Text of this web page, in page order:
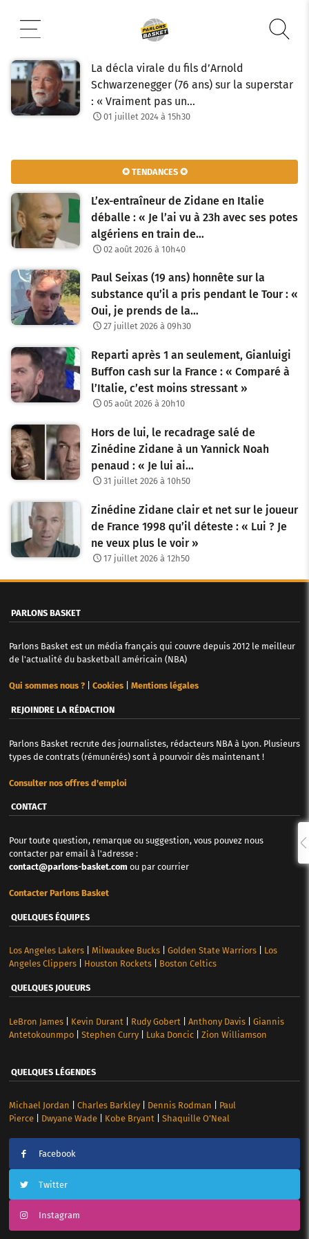
contenu
La décla virale du fils d’Arnold
Schwarzenegger (76 ans) sur la superstar
: « Vraiment pas un…
01 juillet 2024 à 15h30
✪ TENDANCES ✪
L’ex-entraîneur de Zidane en Italie
déballe : « Je l’ai vu à 23h avec ses potes
algériens en train de…
02 août 2026 à 10h40
Paul Seixas (19 ans) honnête sur la
substance qu’il a pris pendant le Tour : «
Oui, je prends de la…
27 juillet 2026 à 09h30
Reparti après 1 an seulement, Gianluigi
Buffon cash sur la France : « Comparé à
l’Italie, c’est moins stressant »
05 août 2026 à 20h10
Hors de lui, le recadrage salé de
Zinédine Zidane à un Yannick Noah
penaud : « Je lui ai…
31 juillet 2026 à 10h50
Zinédine Zidane clair et net sur le joueur
de France 1998 qu’il déteste : « Lui ? Je
ne veux plus le voir »
17 juillet 2026 à 12h50
PARLONS BASKET
Parlons Basket est un média français qui couvre depuis 2012 le meilleur
de l'actualité du basketball américain (NBA)
Qui sommes nous ?| Cookies| Mentions légales
REJOINDRE LA RÉDACTION
Parlons Basket recrute des journalistes, rédacteurs NBA à Lyon. Plusieurs
types de contrats (rémunérés) sont à pourvoir dès maintenant !
Consulter nos offres d'emploi
CONTACT
Pour toute question, remarque ou suggestion, vous pouvez nous
contacter par email à l'adresse :
contact@parlons-basket.com ou par courrier
Contacter Parlons Basket
QUELQUES ÉQUIPES
Los Angeles Lakers| Milwaukee Bucks| Golden State Warriors| Los
Angeles Clippers| Houston Rockets| Boston Celtics
QUELQUES JOUEURS
LeBron James| Kevin Durant Rudy Gobert Anthony Davis| Giannis
Antetokounmpo| Stephen Curry| Luka Doncic| Zion Williamson
QUELQUES LÉGENDES
Michael Jordan Charles Barkley| Dennis Rodman
Paul
Pierce| Dwyane Wade| Kobe Bryant| Shaquille O’Neal
Facebook
Twitter
Instagram